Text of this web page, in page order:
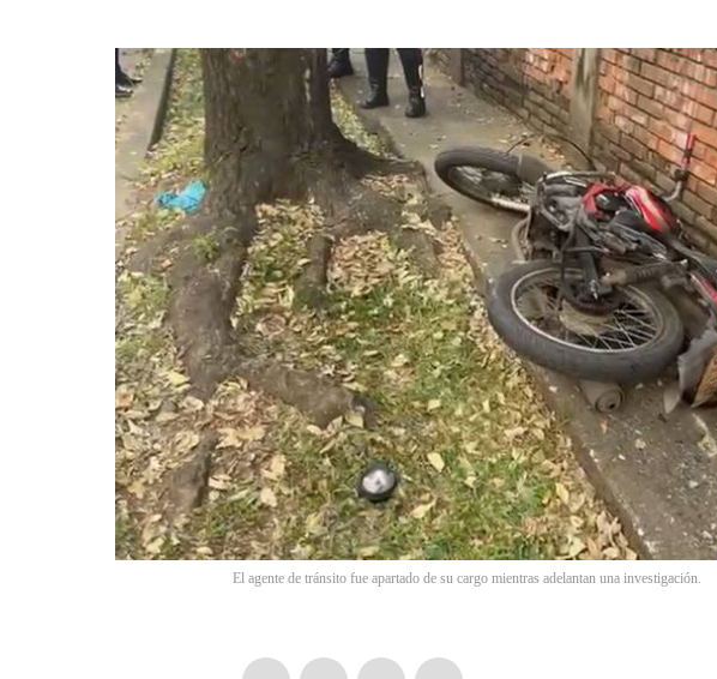
El agente de tránsito fue apartado de su cargo mientras adelantan una investigación.